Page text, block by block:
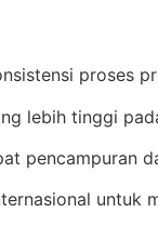
proses
lebih tinggi
pencampuran
untuk